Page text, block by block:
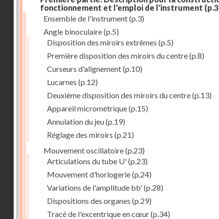
fonctionnement et l'emploi de l'instrument
Ensemble de l'instrument(p.3)
Angle binoculaire(p.5)
Disposition des miroirs extrêmes (p.5)
Première disposition des miroirs du centre(p.8)
Curseurs d'alignement(p.10)
Lucarnes (p.12)
Deuxième disposition des miroirs du centre(p.13)
Appareil micrométrique(p.15)
Annulation du jeu(p.19)
Réglage des miroirs (p.21)
Mouvement oscillatoire(p.23)
Articulations du tube U'(p.23)
Mouvement d'horlogerie(p.24)
Variations de l'amplitude bb'(p.28)
Dispositions des organes (p.29)
Tracé de l'excentrique en cœur(p.34)